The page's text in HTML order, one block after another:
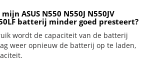
ASUS N550 N550J N550JV
batterij minder goed presteert?
wordt de capaciteit van de batterij
weer opnieuw de batterij op te laden,